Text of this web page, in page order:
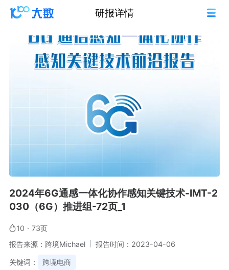
研报详情
2024年6G通感一体化协作感知关键技术-IMT-2
030（6G）推进组-72页_1
10 · 73页
报告来源：跨境Michael
报告时间：2023-04-06
关键词： 跨境电商